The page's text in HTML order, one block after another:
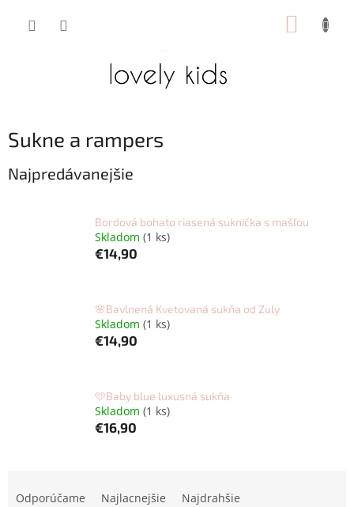
Sukne a rampers
Najpredávanejšie
Bordová bohato riasená suknička s mašľou
Skladom (1 ks)
€14,90
🌸Bavlnená Kvetovaná sukňa od Zuly
Skladom (1 ks)
€14,90
🩵Baby blue luxusná sukňa
Skladom (1 ks)
€16,90
Odporúčame Najlacnejšie Najdrahšie